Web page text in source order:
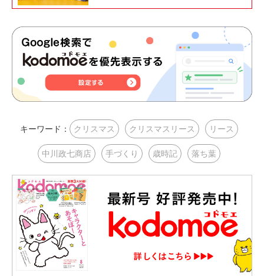
キーワード： クリスマス クリスマスリース リース
中川政七商店 手づくり 歳時記 落ち葉